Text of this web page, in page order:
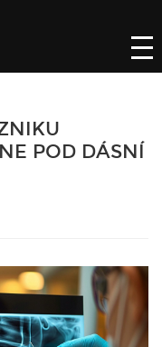
POD DÁSNÍ